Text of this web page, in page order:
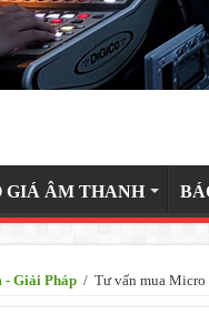
GIÁ ÂM THANH
- Giải Pháp / Tư vấn mua